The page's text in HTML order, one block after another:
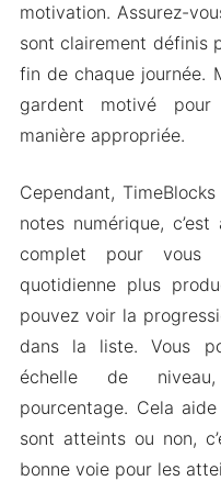
motivation. Assurez-
sont clairement définis
fin de chaque journée.
gardent motivé
manière appropriée.
Cependant,
notes numérique,
complet pour
quotidienne plus
pouvez voir la
dans la liste. Vous
échelle de
pourcentage. Cela
sont atteints ou non,
bonne voie pour les